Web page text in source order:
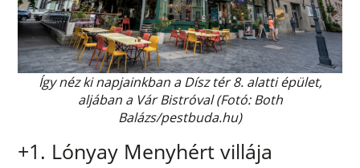
Így néz ki napjainkban a Dísz tér 8. alatti épület,
aljában a Vár Bistróval (Fotó: Both
Balázs/pestbuda.hu)
+1. Lónyay Menyhért villája